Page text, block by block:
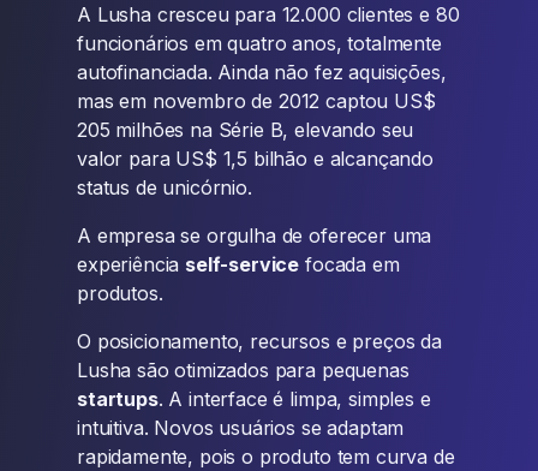
A Lusha cresceu para 12.000 clientes e 80
funcionários em quatro anos, totalmente
autofinanciada. Ainda não fez aquisições,
mas em novembro de 2012 captou US$
205 milhões na Série B, elevando seu
valor para US$ 1,5 bilhão e alcançando
status de unicórnio.
A empresa se orgulha de oferecer uma
experiência self-service focada em
produtos.
O posicionamento, recursos e preços da
Lusha são otimizados para pequenas
startups. A interface é limpa, simples e
intuitiva. Novos usuários se adaptam
rapidamente, pois o produto tem curva de